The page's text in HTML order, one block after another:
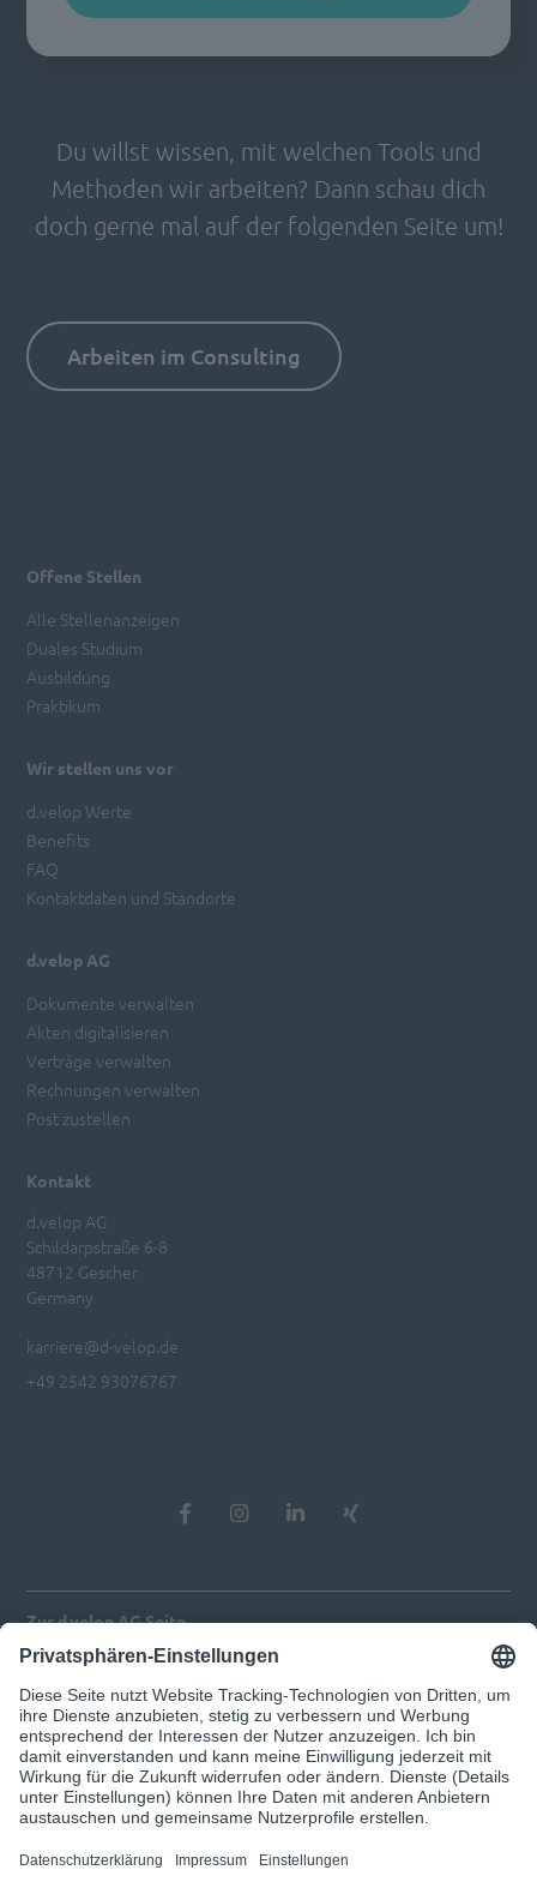
Du willst wissen, mit welchen Tools und
Methoden wir arbeiten? Dann schau dich
doch gerne mal auf der folgenden Seite um!
Arbeiten im Consulting
Kontakt
d.velop AG
Schildarpstraße 6-8
48712 Gescher
Germany
karriere@d-velop.de
+49 2542 93076767
Offene Stellen
Alle Stellenanzeigen
Duales Studium
Ausbildung
Praktikum
Wir stellen uns vor
d.velop Werte
Benefits
FAQ
Kontaktdaten und Standorte
d.velop AG
Dokumente verwalten
Akten digitalisieren
Verträge verwalten
Rechnungen verwalten
Post zustellen
Zur d.velop AG Seite
Datenschutz
© 2026 d.velop
Unser Angebot richtet sich ausschließlich an Geschäftskunden.